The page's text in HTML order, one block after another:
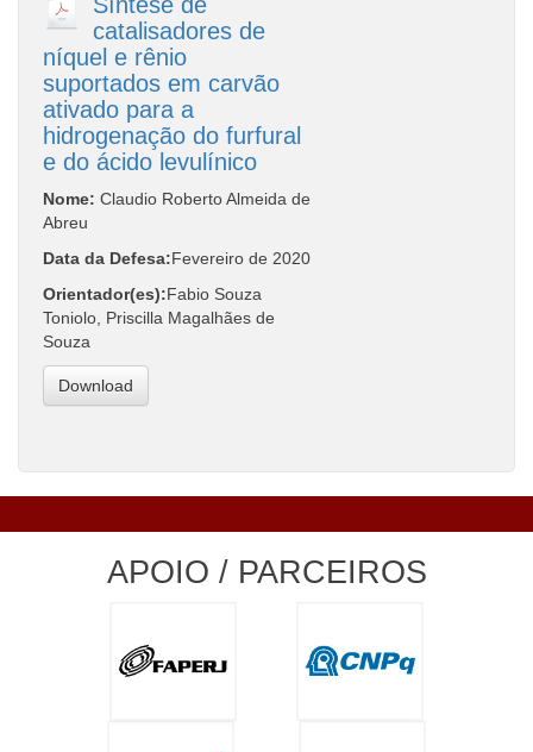
catalisadores de
níquel e rênio
suportados em carvão
ativado para a
hidrogenação do furfural
e do ácido levulínico
Nome: Claudio Roberto Almeida de
Abreu
Data da Defesa:Fevereiro de 2020
Orientador(es):Fabio Souza
Toniolo, Priscilla Magalhães de
Souza
Download
APOIO / PARCEIROS